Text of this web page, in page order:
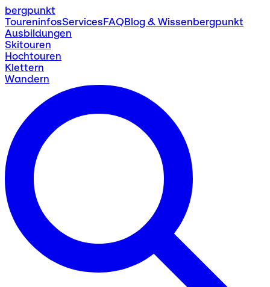
bergpunkt
ToureninfosServicesFAQBlog & Wissenbergpunkt
Ausbildungen
Skitouren
Hochtouren
Klettern
Wandern